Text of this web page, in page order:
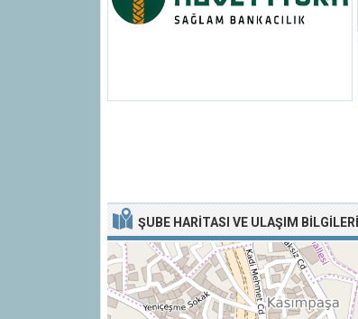
ŞUBE HARITASI VE ULAŞIM BILGILERI